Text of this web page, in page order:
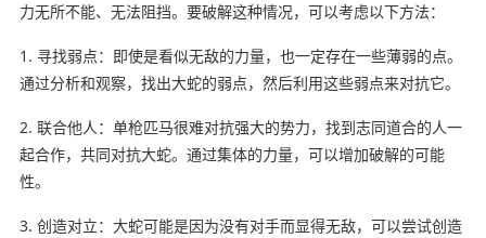
力无所不能、无法阻挡。要破解这种情况，可以考虑以下方法：
1. 寻找弱点：即使是看似无敌的力量，也一定存在一些薄弱的点。
通过分析和观察，找出大蛇的弱点，然后利用这些弱点来对抗它。
2. 联合他人：单枪匹马很难对抗强大的势力，找到志同道合的人一
起合作，共同对抗大蛇。通过集体的力量，可以增加破解的可能
性。
3. 创造对立：大蛇可能是因为没有对手而显得无敌，可以尝试创造